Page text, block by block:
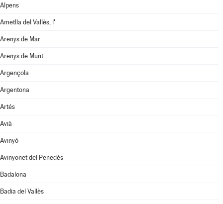
Alpens
Ametlla del Vallès, l'
Arenys de Mar
Arenys de Munt
Argençola
Argentona
Artés
Avià
Avinyó
Avinyonet del Penedès
Badalona
Badia del Vallès